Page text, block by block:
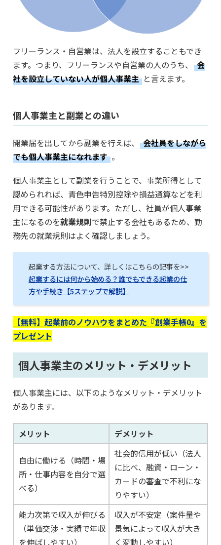
フリーランス・自営業は、法人を設立することもでき
ます。つまり、フリーランスや自営業の人のうち、
会
社を設立していない人が個人事業主 と言えます。
個人事業主と副業との違い
開業届を出してから副業を行えば、
会社員をしながら
でも個人事業主になれます 。
個人事業主として副業を行うことで、事業所得として
認められれば、青色申告特別控除や損益通算などを利
用できる可能性があります。ただし、社員が個人事業
主になるのを就業規則で禁止する会社もあるため、勤
務先の就業規則はよく確認しましょう。
起業する方法について、詳しくはこちらの記事を>>
起業するには何から始める？誰でもできる起業の仕
方や手続き【5ステップで解説】
【無料】起業前のノウハウをまとめた『創業手帳0』を
プレゼント
個人事業主のメリット・デメリット
個人事業主には、以下のようなメリット・デメリット
があります。
メリット デメリット
自由に働ける（時間・場
所・仕事内容を自分で選
べる）
社会的信用が低い（法人
に比べ、融資・ローン・
カードの審査で不利にな
りやすい）
能力次第で収入が伸びる
（単価交渉・実績で年収
を伸ばしやすい）
収入が不安定（案件量や
景気によって収入が大き
く変動しやすい）